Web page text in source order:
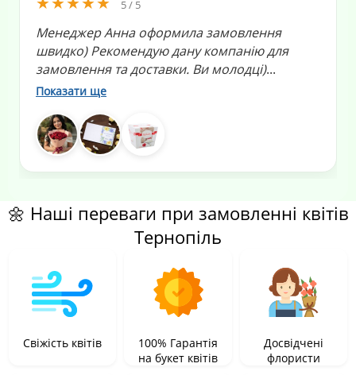
5 / 5
Менеджер Анна оформила замовлення
швидко) Рекомендую дану компанію для
замовлення та доставки. Ви молодці)...
Показати ще
🌼 Наші переваги при замовленні квітів
Тернопіль
Свіжість квітів
100% Гарантія
на букет квітів
Досвідчені
флористи